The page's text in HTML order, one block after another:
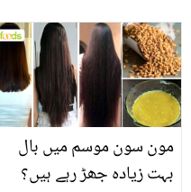
مون سون موسم میں بال
بہت زیادہ جھڑ رہے ہیں؟